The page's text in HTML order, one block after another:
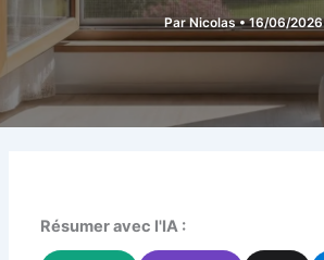
ParNicolas•16/06/2026
Résumer avec l'IA :